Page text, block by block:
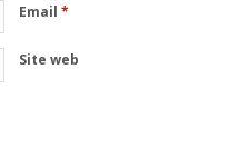
Email*
Site web